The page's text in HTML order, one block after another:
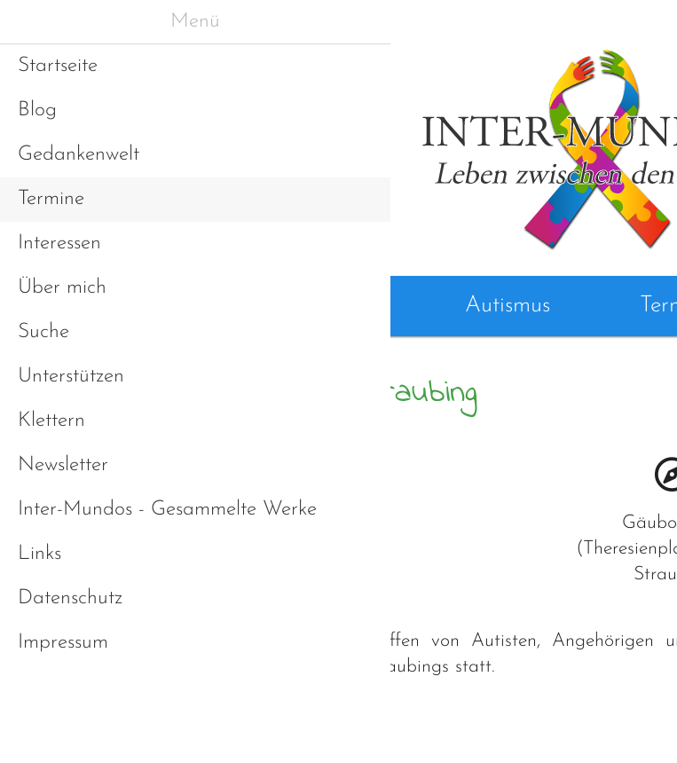
Autismus
Autistenstammtisch Straubing
(
Lockeres, bunt gemischtes Treffen von Autisten, Angehörigen
Findet monatlich im Herzen Straubings statt.
Menü
Startseite
Blog
Gedankenwelt
Termine
Interessen
Über mich
Suche
Unterstützen
Klettern
Newsletter
Inter-Mundos - Gesammelte Werke
Links
Datenschutz
Impressum